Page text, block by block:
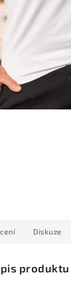
Diskuze
produktu